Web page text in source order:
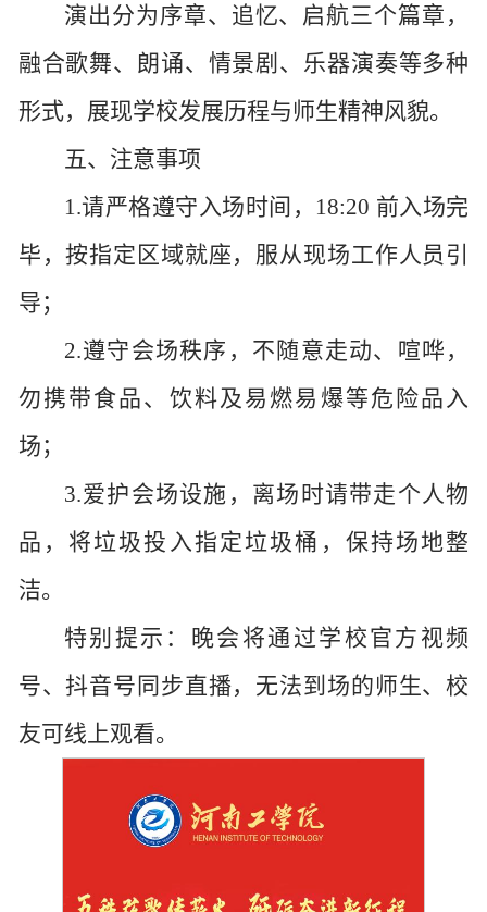
演出分为序章、追忆、启航三个篇章，
融合歌舞、朗诵、情景剧、乐器演奏等多种
形式，展现学校发展历程与师生精神风貌。
五、注意事项
1.请严格遵守入场时间，18:20 前入场完
毕，按指定区域就座，服从现场工作人员引
导；
2.遵守会场秩序，不随意走动、喧哗，
勿携带食品、饮料及易燃易爆等危险品入
场；
3.爱护会场设施，离场时请带走个人物
品，将垃圾投入指定垃圾桶，保持场地整
洁。
特别提示：晚会将通过学校官方视频
号、抖音号同步直播，无法到场的师生、校
友可线上观看。